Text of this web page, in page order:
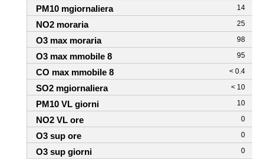
14
25
98
95
< 0.4
< 10
10
0
0
0